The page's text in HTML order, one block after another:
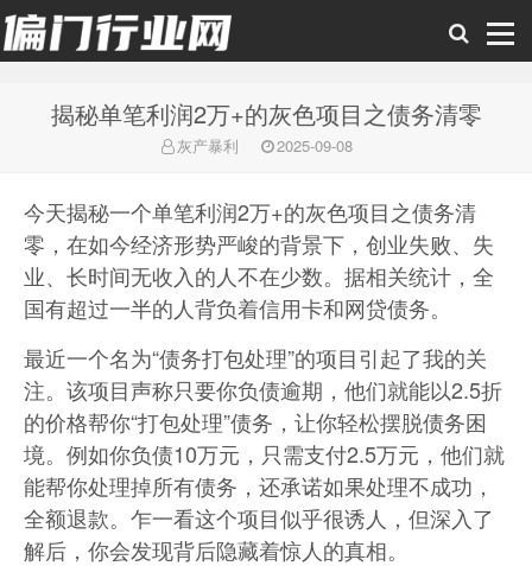
偏门行业网
揭秘单笔利润2万+的灰色项目之债务清零
灰产暴利 2025-09-08
今天揭秘一个单笔利润2万+的灰色项目之债务清
零，在如今经济形势严峻的背景下，创业失败、失
业、长时间无收入的人不在少数。据相关统计，全
国有超过一半的人背负着信用卡和网贷债务。
最近一个名为“债务打包处理”的项目引起了我的关
注。该项目声称只要你负债逾期，他们就能以2.5折
的价格帮你“打包处理”债务，让你轻松摆脱债务困
境。例如你负债10万元，只需支付2.5万元，他们就
能帮你处理掉所有债务，还承诺如果处理不成功，
全额退款。乍一看这个项目似乎很诱人，但深入了
解后，你会发现背后隐藏着惊人的真相。